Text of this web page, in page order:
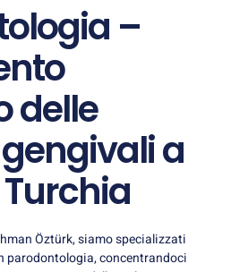
–
delle
a
Öztürk, siamo specializzati
parodontologia, concentrandoci